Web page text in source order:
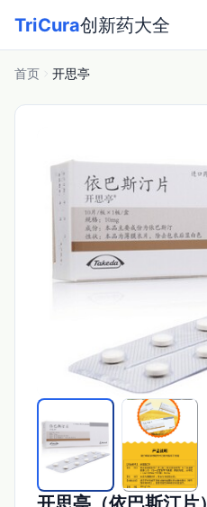
TriCura创新药大全
首页 开思亭